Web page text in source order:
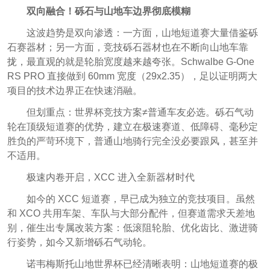
双向融合！砾石与山地车边界彻底模糊
这波趋势是双向渗透：一方面，山地短道赛大量借鉴砾
石赛器材；另一方面，竞技砾石器材也在不断向山地车靠
拢，最直观的就是轮胎宽度越来越夸张。Schwalbe G‑One
RS PRO 直接做到 60mm 宽度（29x2.35），足以证明两大
项目的技术边界正在快速消融。
但划重点：世界杯竞技方案≠普通车友必选。砾石气动
轮在顶级短道赛的优势，建立在极速赛道、低障碍、毫秒定
胜负的严苛环境下，普通山地骑行完全没必要跟风，甚至并
不适用。
极速内卷开启，XCC 进入全新器材时代
如今的 XCC 短道赛，早已成为独立的竞技项目。虽然
和 XCO 共用车架、车队与大部分配件，但赛道需求天差地
别，催生出专属改装方案：低滚阻轮胎、优化齿比、激进骑
行姿势，如今又新增砾石气动轮。
诺韦梅斯托山地世界杯已经清晰表明：山地短道赛的极